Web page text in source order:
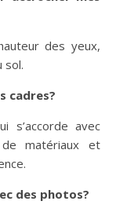
des yeux,
sol.
cadres?
s’accorde avec
matériaux et
des photos?